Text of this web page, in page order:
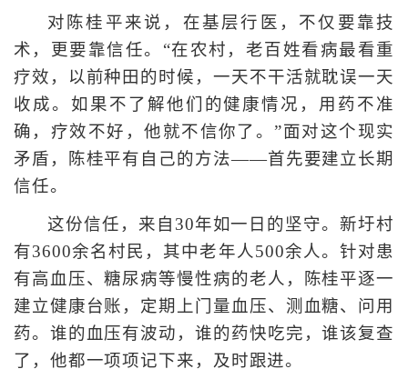
对陈桂平来说，在基层行医，不仅要靠技
术，更要靠信任。“在农村，老百姓看病最看重
疗效，以前种田的时候，一天不干活就耽误一天
收成。如果不了解他们的健康情况，用药不准
确，疗效不好，他就不信你了。”面对这个现实
矛盾，陈桂平有自己的方法——首先要建立长期
信任。
这份信任，来自30年如一日的坚守。新圩村
有3600余名村民，其中老年人500余人。针对患
有高血压、糖尿病等慢性病的老人，陈桂平逐一
建立健康台账，定期上门量血压、测血糖、问用
药。谁的血压有波动，谁的药快吃完，谁该复查
了，他都一项项记下来，及时跟进。